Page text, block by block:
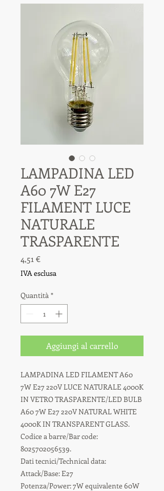
LAMPADINA LED
A60 7W E27
FILAMENT LUCE
NATURALE
TRASPARENTE
4,51 €Prezzo
IVA esclusa
Quantità *
Aggiungi al carrello
LAMPADINA LED FILAMENT A60
7W E27 220V LUCE NATURALE 4000K
IN VETRO TRASPARENTE/LED BULB
A60 7W E27 220V NATURAL WHITE
4000K IN TRANSPARENT GLASS.
Codice a barre/Bar code:
8025702056539.
Dati tecnici/Technical data:
Attack/Base: E27
Potenza/Power: 7W equivalente 60W